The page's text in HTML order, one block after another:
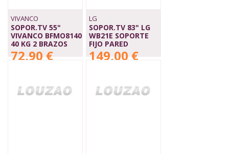
VIVANCO
SOPOR.TV 55"
VIVANCO BFMO8140
40 KG 2 BRAZOS
72,90 €
LG
SOPOR.TV 83" LG
WB21E SOPORTE
FIJO PARED
149,00 €